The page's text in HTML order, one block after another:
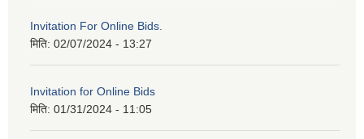
Invitation For Online Bids.
मिति: 02/07/2024 - 13:27
Invitation for Online Bids
मिति: 01/31/2024 - 11:05